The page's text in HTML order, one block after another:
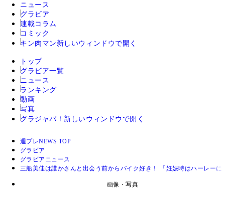
ニュース
グラビア
連載コラム
コミック
キン肉マン 新しいウィンドウで開く
トップ
グラビア一覧
ニュース
ランキング
動画
写真
グラジャパ！ 新しいウィンドウで開く
週プレNEWS TOP
グラビア
グラビアニュース
三船美佳は誰かさんと出会う前からバイク好き！ 「妊娠時はハーレー
画像・写真